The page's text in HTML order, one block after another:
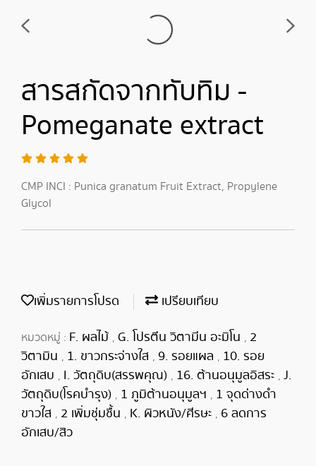
สารสกัดจากทับทิม -
Pomeganate extract
CMP INCI : Punica granatum Fruit Extract, Propylene
Glycol
เพิ่มรายการโปรด เปรียบเทียบ
หมวดหมู่ : F. ผลไม้ , G. โปรตีน วิตามีน อะมิโน , 2
วิตามิน , 1. ขาวกระจ่างใส , 9. รอยแผล , 10. รอย
อักเสบ , I. วัตถุดิบ(สรรพคุณ) , 16. ต้านอนุมูลอิสระ , J.
วัตถุดิบ(โรคบำรุง) , 1 ภูมิต้านอนุมูลฯ , 1 จุดด่างดำ
ขาวใส , 2 เพิ่มชุ่มชื้น , K. ผิวหนัง/ศีรษะ , 6 ลดการ
อักเสบ/สิว